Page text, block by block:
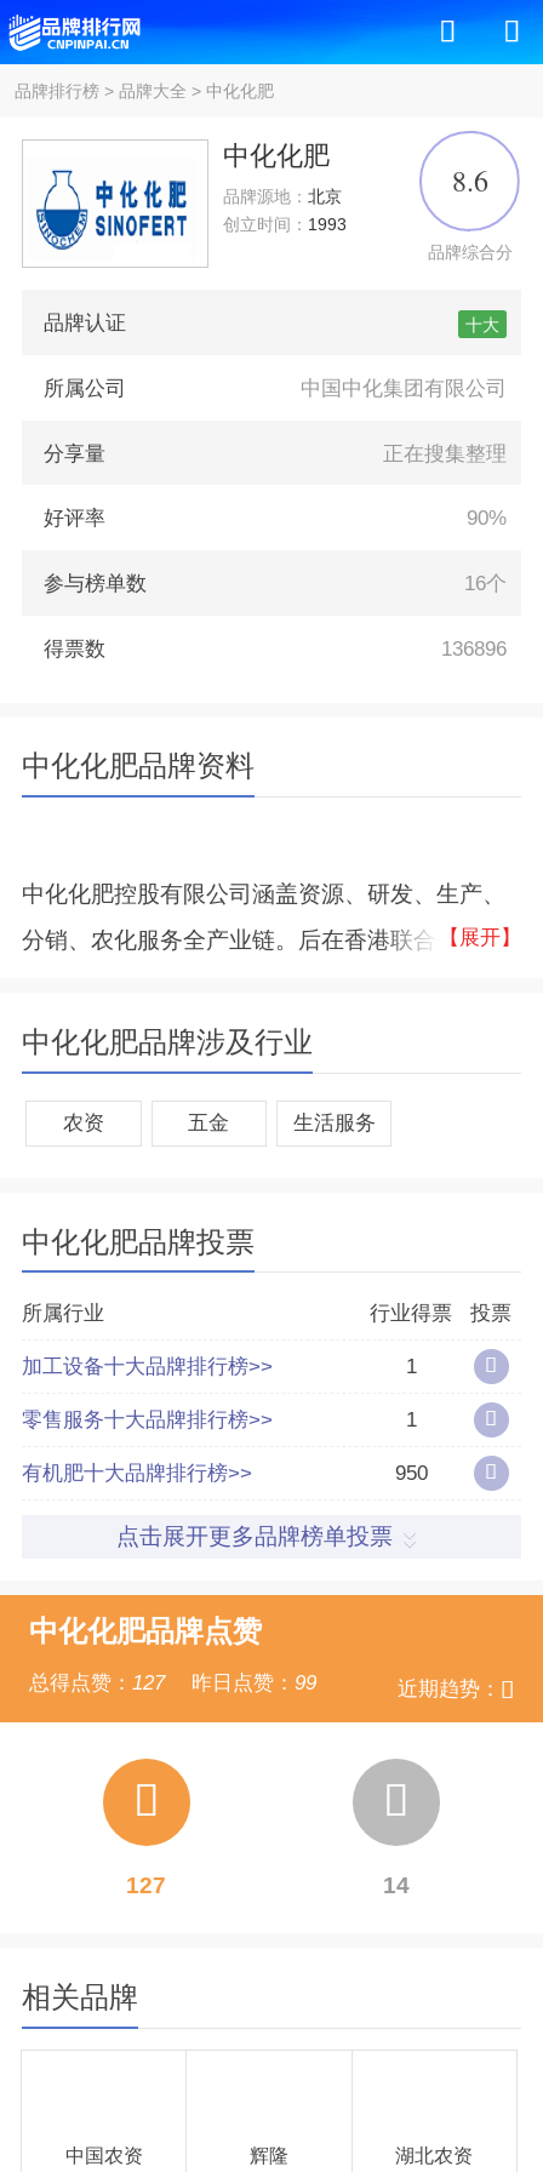
品牌排行榜> 品牌大全 > 中化化肥
中化化肥
品牌源地： 北京
创立时间： 1993
8.6
品牌综合分
品牌认证 十大
所属公司 中国中化集团有限公司
分享量 正在搜集整理
好评率 90%
参与榜单数 16个
得票数 136896
中化化肥品牌资料
中化化肥控股有限公司涵盖资源、研发、生产、
分销、农化服务全产业链。后在香港联合交易所
业首家在香港上市的企业。中化化肥拥有齐全的
大量元素、中微量元素肥料以及专用肥、缓控释
肥、生物肥等新型肥料的研发、生产能力。
中国农业500强企业
2017年财富中国500
2018年财富中国500
2019年财富中国500
2020年财富中国500
【展开】
中化化肥品牌涉及行业
农资 五金 生活服务
中化化肥品牌投票
所属行业 行业得票 投票
加工设备十大品牌排行榜>> 1
零售服务十大品牌排行榜>> 1
有机肥十大品牌排行榜>> 950
点击展开更多品牌榜单投票
中化化肥品牌点赞
近期趋势：
总得点赞： 127 昨日点赞： 99
127 14
相关品牌
中国农资 辉隆 湖北农资